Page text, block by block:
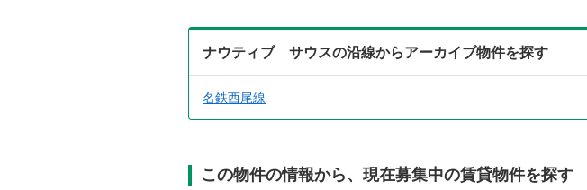
ナウティブ サウスの沿線からアーカイブ物件を探す
名鉄西尾線
この物件の情報から、現在募集中の賃貸物件を探す